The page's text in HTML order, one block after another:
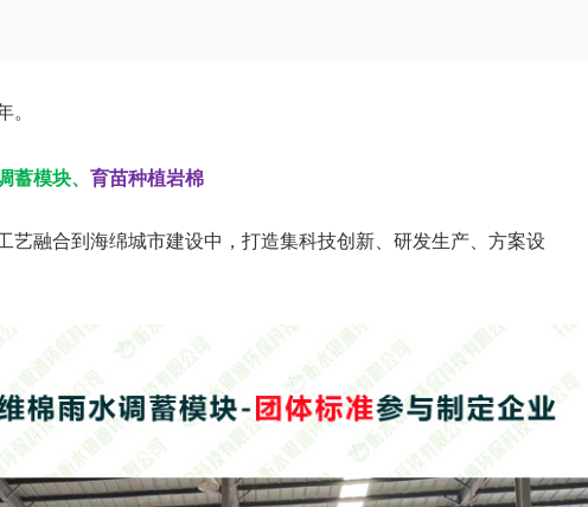
。
蓄模块、 育苗种植岩棉
融合到海绵城市建设中，打造集科技创新、研发生产、方案设